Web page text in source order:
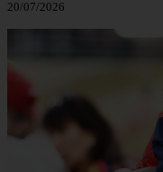
20/07/2026